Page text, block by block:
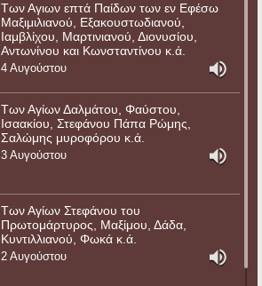
Των Αγιων επτά Παίδων των εν Εφέσω
Μαξιμιλιανού, Εξακουστωδιανού,
Ιαμβλίχου, Μαρτινιανού, Διονυσίου,
Αντωνίνου και Κωνσταντίνου κ.ά.
4 Αυγούστου
Των Αγίων Δαλμάτου, Φαύστου,
Ισαακίου, Στεφάνου Πάπα Ρώμης,
Σαλώμης μυροφόρου κ.ά.
3 Αυγούστου
Των Αγίων Στεφάνου του
Πρωτομάρτυρος, Μαξίμου, Δάδα,
Κυντιλλιανού, Φωκά κ.ά.
2 Αυγούστου